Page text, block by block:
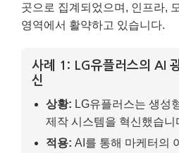
곳으로 집계되었으며, 인프라,
영역에서 활약하고 있습니다.
사례 1: LG유플러스의 AI
신
상황: LG유플러스는 생성
제작 시스템을 혁신했습니
적용: AI를 통해 마케터의